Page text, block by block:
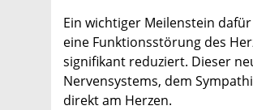
Ein wichtiger Meilenstein
eine Funktionsstörung des
signifikant reduziert. Dieser
Nervensystems, dem
direkt am Herzen.